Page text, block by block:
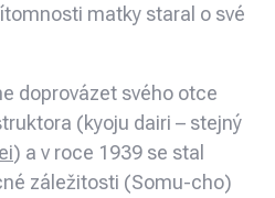
matky staral o své
doprovázet svého otce
(kyoju dairi – stejný
) a v roce 1939 se stal
záležitosti (Somu-cho)